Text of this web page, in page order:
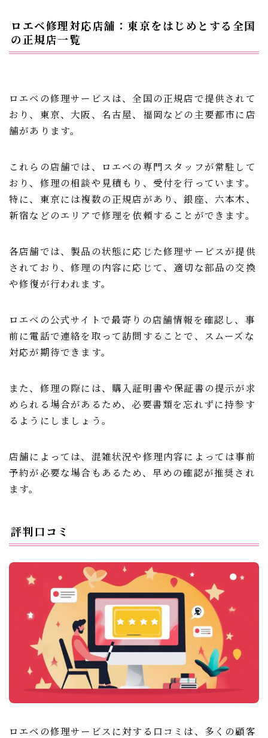
ロエベ修理対応店舗：東京をはじめとする全国
の正規店一覧
ロエベの修理サービスは、全国の正規店で提供されて
おり、東京、大阪、名古屋、福岡などの主要都市に店
舗があります。
これらの店舗では、ロエベの専門スタッフが常駐して
おり、修理の相談や見積もり、受付を行っています。
特に、東京には複数の正規店があり、銀座、六本木、
新宿などのエリアで修理を依頼することができます。
各店舗では、製品の状態に応じた修理サービスが提供
されており、修理の内容に応じて、適切な部品の交換
や修復が行われます。
ロエベの公式サイトで最寄りの店舗情報を確認し、事
前に電話で連絡を取って訪問することで、スムーズな
対応が期待できます。
また、修理の際には、購入証明書や保証書の提示が求
められる場合があるため、必要書類を忘れずに持参す
るようにしましょう。
店舗によっては、混雑状況や修理内容によっては事前
予約が必要な場合もあるため、早めの確認が推奨され
ます。
評判口コミ
ロエベの修理サービスに対する口コミは、多くの顧客